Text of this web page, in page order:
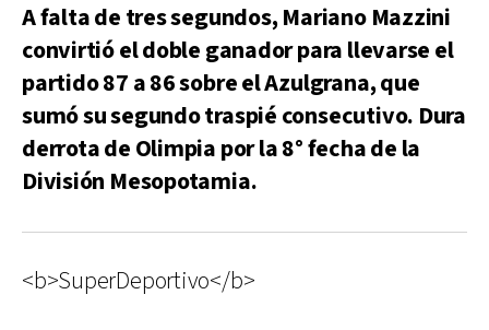
A falta de tres segundos, Mariano Mazzini
convirtió el doble ganador para llevarse el
partido 87 a 86 sobre el Azulgrana, que
sumó su segundo traspié consecutivo. Dura
derrota de Olimpia por la 8° fecha de la
División Mesopotamia.
<b>SuperDeportivo</b>